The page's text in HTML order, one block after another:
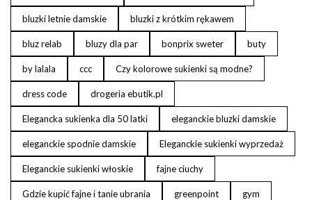
bluzki letnie damskie bluzki z krótkim rękawem
bluz relab bluzy dla par bonprix sweter buty
by lalala ccc Czy kolorowe sukienki są modne?
dress code drogeria ebutik.pl
Elegancka sukienka dla 50 latki eleganckie bluzki damskie
eleganckie spodnie damskie Eleganckie sukienki wyprzedaż
Eleganckie sukienki włoskie fajne ciuchy
Gdzie kupić fajne i tanie ubrania greenpoint gym